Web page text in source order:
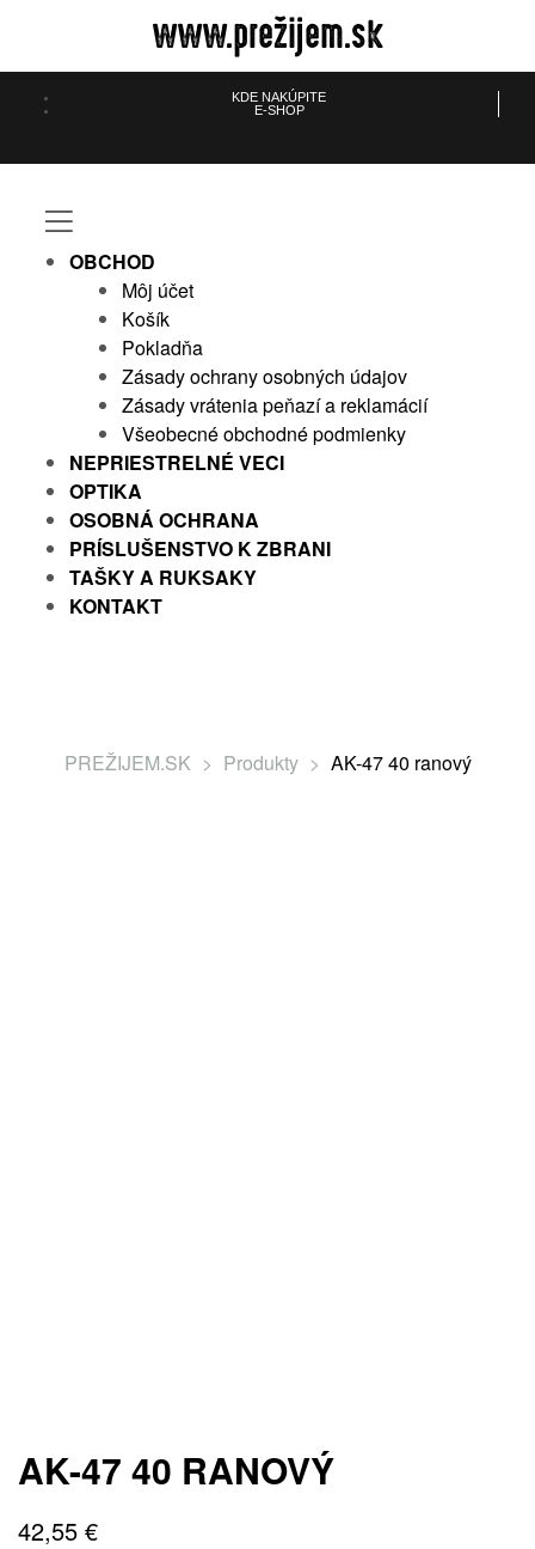
www.prežijem.sk
KDE NAKÚPITE
E-SHOP
OBCHOD
Môj účet
Košík
Pokladňa
Zásady ochrany osobných údajov
Zásady vrátenia peňazí a reklamácií
Všeobecné obchodné podmienky
NEPRIESTRELNÉ VECI
OPTIKA
OSOBNÁ OCHRANA
PRÍSLUŠENSTVO K ZBRANI
TAŠKY A RUKSAKY
KONTAKT
PREŽIJEM.SK > Produkty > AK-47 40 ranový
AK-47 40 RANOVÝ
42,55 €